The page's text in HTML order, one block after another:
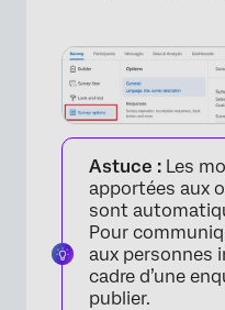
Astuce : Les
apportées aux
sont
Pour
aux personnes
cadre d’une
publier.